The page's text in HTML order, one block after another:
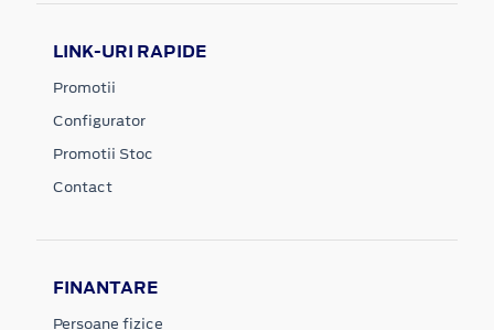
LINK-URI RAPIDE
Promotii
Configurator
Promotii Stoc
Contact
FINANTARE
Persoane fizice